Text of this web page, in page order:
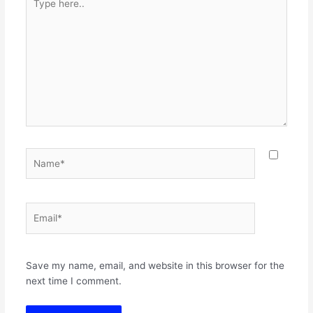
here..
Save my name, email, and website in this browser for the
next time I comment.